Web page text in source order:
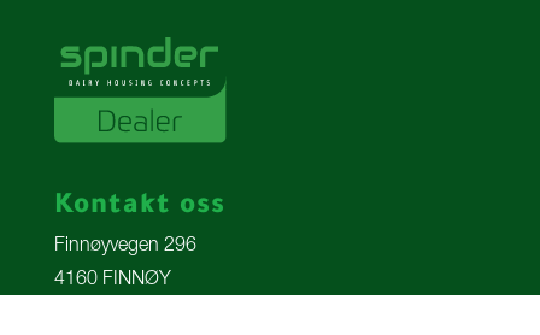
Kontakt oss
Finnøyvegen 296
4160 FINNØY